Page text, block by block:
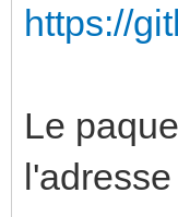
https://
Le